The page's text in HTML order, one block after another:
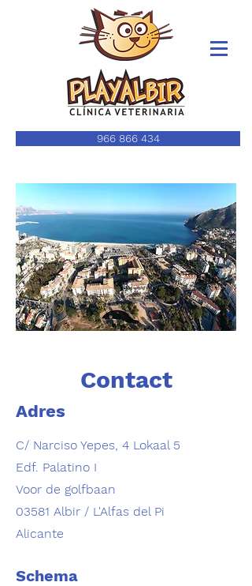
966 866 434
Contact
Adres
C/ Narciso Yepes, 4 Lokaal 5
Edf. Palatino I
Voor de golfbaan
03581 Albir / L'Alfas del Pi
Alicante
Schema